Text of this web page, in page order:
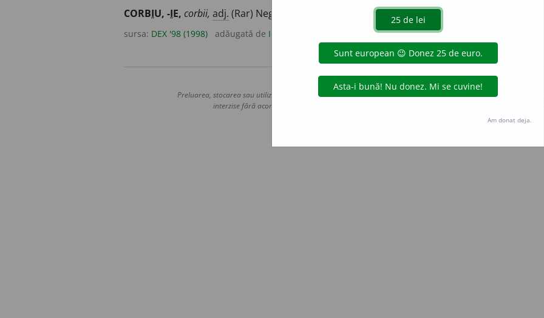
CORBIU, -IE, corbii, adj. (Rar) Negru ca pana corbului. –Corb+suf.-iu.
sursa: DEX '98 (1998) adăugată de IoanSoleriu
Copyright © 2004-2026 dexonline (https://dexonline.ro)
Preluarea, stocarea sau utilizarea datelor de pe acest site, inclusiv prin orice metode de extragere automată
interzise fără acordul nostru prealabil scris, cu excepția seturilor de date oferite oficial spre utilizare
Hosterion
Am donat deja.